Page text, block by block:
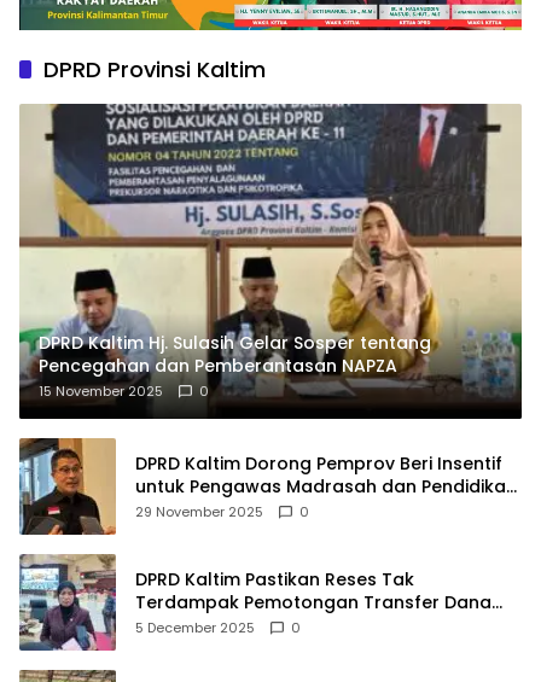
DPRD Provinsi Kaltim
DPRD Kaltim Hj. Sulasih Gelar Sosper tentang
Pencegahan dan Pemberantasan NAPZA
15 November 2025 0
DPRD Kaltim Dorong Pemprov Beri Insentif
untuk Pengawas Madrasah dan Pendidikan
Agama
29 November 2025 0
DPRD Kaltim Pastikan Reses Tak
Terdampak Pemotongan Transfer Dana
Pusat
5 December 2025 0